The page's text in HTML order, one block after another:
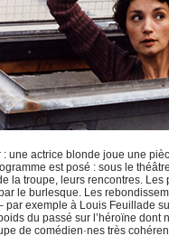
une actrice blonde joue une
est posé : sous le
la troupe, leurs rencontres.
le burlesque. Les
exemple à Louis Feuillade
du passé sur l’héroïne
de comédien·nes très